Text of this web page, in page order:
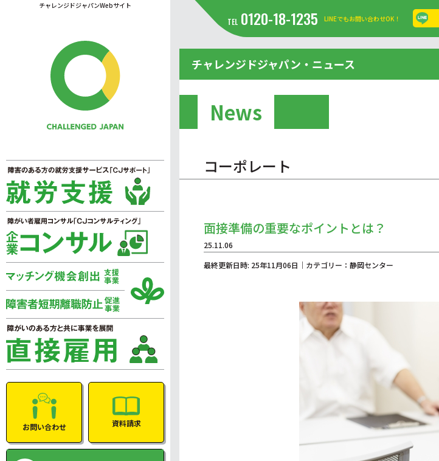
チャレンジドジャパンWebサイト
お問い合わせ 資料請求
TEL 0120-18-1235 LINEでもお問い合わせOK！
チャレンジドジャパン・ニュース
News
コーポレート
面接準備の重要なポイントとは？
25.11.06
最終更新日時: 25年11月06日｜カテゴリー：静岡センター